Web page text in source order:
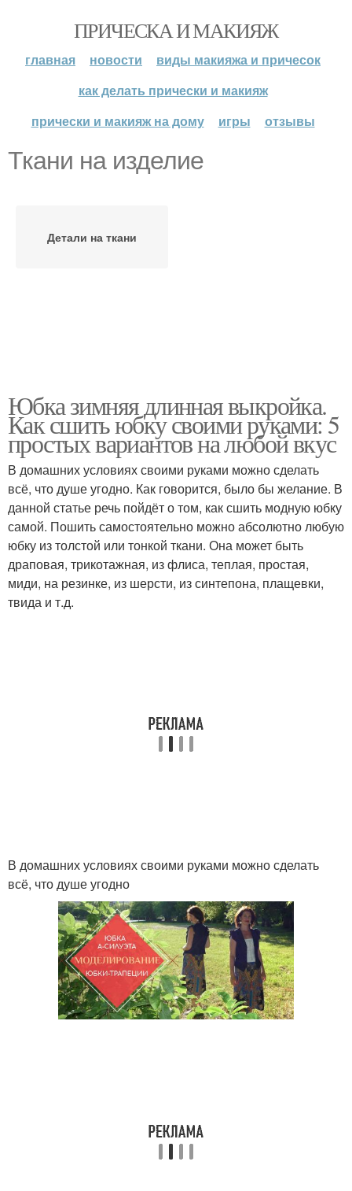
ПРИЧЕСКА И МАКИЯЖ
главная новости
виды макияжа и причесок
как делать прически и макияж
прически и макияж на дому
игры отзывы
Ткани на изделие
Детали на ткани
Юбка зимняя длинная выкройка.
Как сшить юбку своими руками: 5
простых вариантов на любой вкус
В домашних условиях своими руками можно сделать
всё, что душе угодно. Как говорится, было бы желание. В
данной статье речь пойдёт о том, как сшить модную юбку
самой. Пошить самостоятельно можно абсолютно любую
юбку из толстой или тонкой ткани. Она может быть
драповая, трикотажная, из флиса, теплая, простая,
миди, на резинке, из шерсти, из синтепона, плащевки,
твида и т.д.
В домашних условиях своими руками можно сделать
всё, что душе угодно